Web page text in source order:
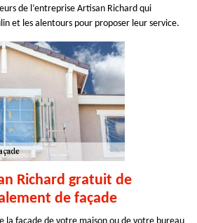
de l’entreprise Artisan Richard qui
et les alentours pour proposer leur service.
Richard gratuit de
de façade